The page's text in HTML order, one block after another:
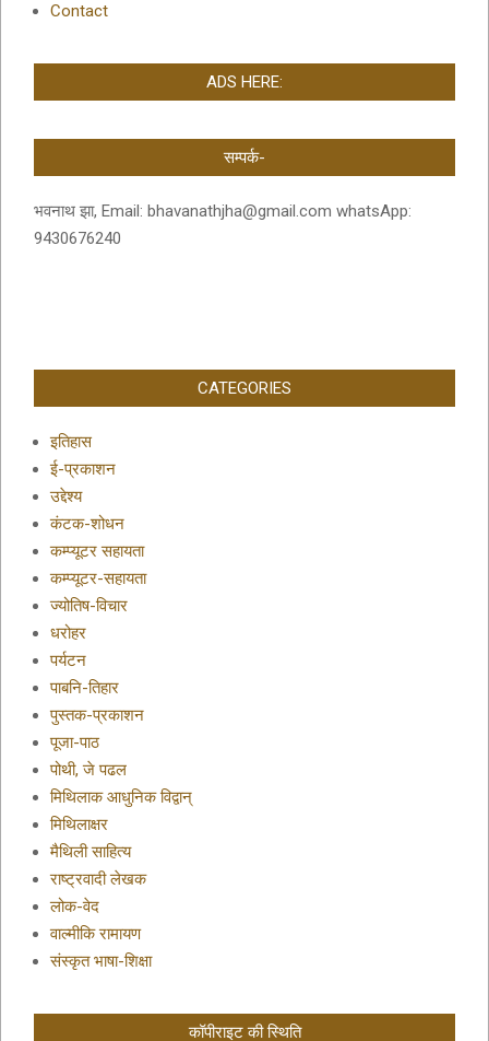
Contact
ADS HERE:
सम्पर्क-
भवनाथ झा, Email: bhavanathjha@gmail.com whatsApp:
9430676240
CATEGORIES
इतिहास
ई-प्रकाशन
उद्देश्य
कंटक-शोधन
कम्प्यूटर सहायता
कम्प्यूटर-सहायता
ज्योतिष-विचार
धरोहर
पर्यटन
पाबनि-तिहार
पुस्तक-प्रकाशन
पूजा-पाठ
पोथी, जे पढल
मिथिलाक आधुनिक विद्वान्
मिथिलाक्षर
मैथिली साहित्य
राष्ट्रवादी लेखक
लोक-वेद
वाल्मीकि रामायण
संस्कृत भाषा-शिक्षा
कॉपीराइट की स्थिति